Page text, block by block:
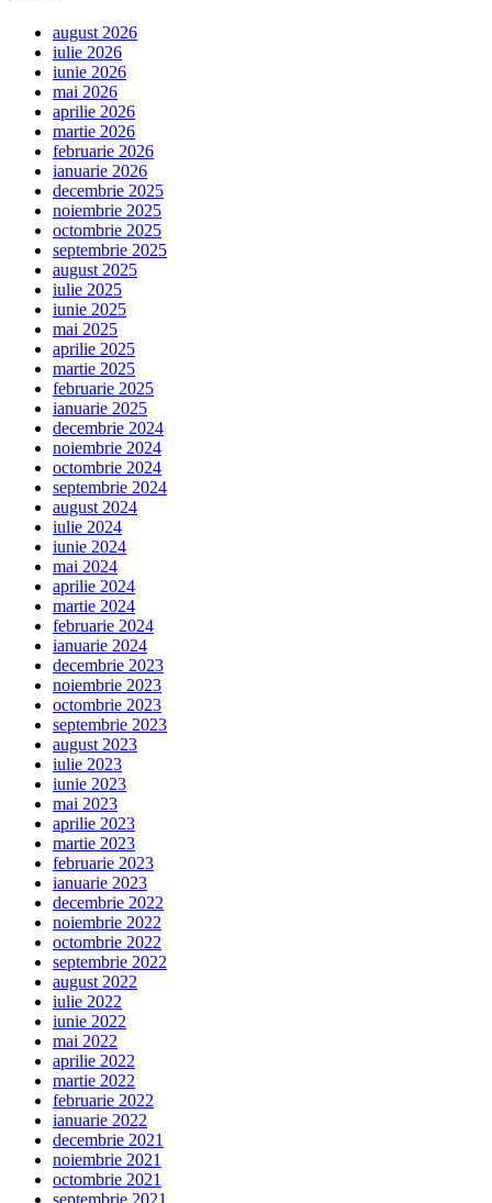
august 2026
iulie 2026
iunie 2026
mai 2026
aprilie 2026
martie 2026
februarie 2026
ianuarie 2026
decembrie 2025
noiembrie 2025
octombrie 2025
septembrie 2025
august 2025
iulie 2025
iunie 2025
mai 2025
aprilie 2025
martie 2025
februarie 2025
ianuarie 2025
decembrie 2024
noiembrie 2024
octombrie 2024
septembrie 2024
august 2024
iulie 2024
iunie 2024
mai 2024
aprilie 2024
martie 2024
februarie 2024
ianuarie 2024
decembrie 2023
noiembrie 2023
octombrie 2023
septembrie 2023
august 2023
iulie 2023
iunie 2023
mai 2023
aprilie 2023
martie 2023
februarie 2023
ianuarie 2023
decembrie 2022
noiembrie 2022
octombrie 2022
septembrie 2022
august 2022
iulie 2022
iunie 2022
mai 2022
aprilie 2022
martie 2022
februarie 2022
ianuarie 2022
decembrie 2021
noiembrie 2021
octombrie 2021
septembrie 2021